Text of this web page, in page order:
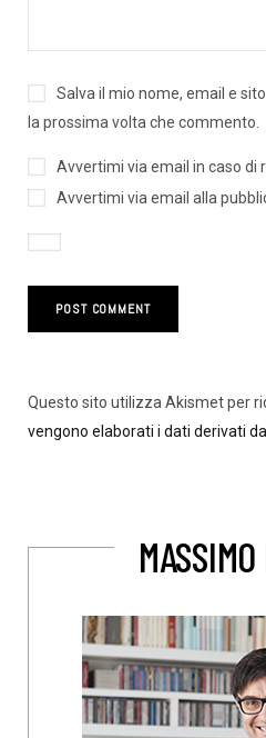
Salva il mio nome, email e
la prossima volta che commento.
Avvertimi via email in caso di
Avvertimi via email alla
Questo sito utilizza Akismet per
vengono elaborati i dati derivati